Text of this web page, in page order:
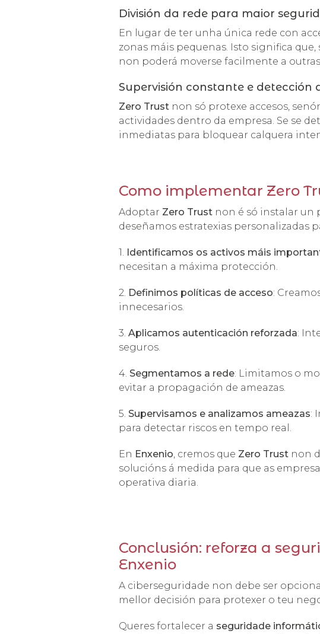
División da rede para maior
En lugar de ter unha única rede con
zonas máis pequenas. Isto significa
non poderá moverse facilmente a
Supervisión constante e detección
Zero Trust non só protexe accesos,
actividades dentro da empresa. Se se
inmediatas para bloquear calquera
Como implementar Zero
Adoptar Zero Trust non é só instalar un
deseñamos estratexias personalizadas
1. Identificamos os activos máis
necesitan a máxima protección.
2. Definimos políticas de acceso:
innecesarios.
3. Aplicamos autenticación reforzada:
seguros.
4. Segmentamos a rede: Limitamos o
evitar a propagación de ameazas.
5. Supervisamos e analizamos ameazas:
para detectar riscos en tempo real.
En Enxenio, cremos que Zero Trust non
solucións á medida para que as
operativa diaria.
Conclusión: reforza a
Enxenio
A ciberseguridade non debe ser
mellor decisión para protexer o teu
Queres fortalecer a seguridade